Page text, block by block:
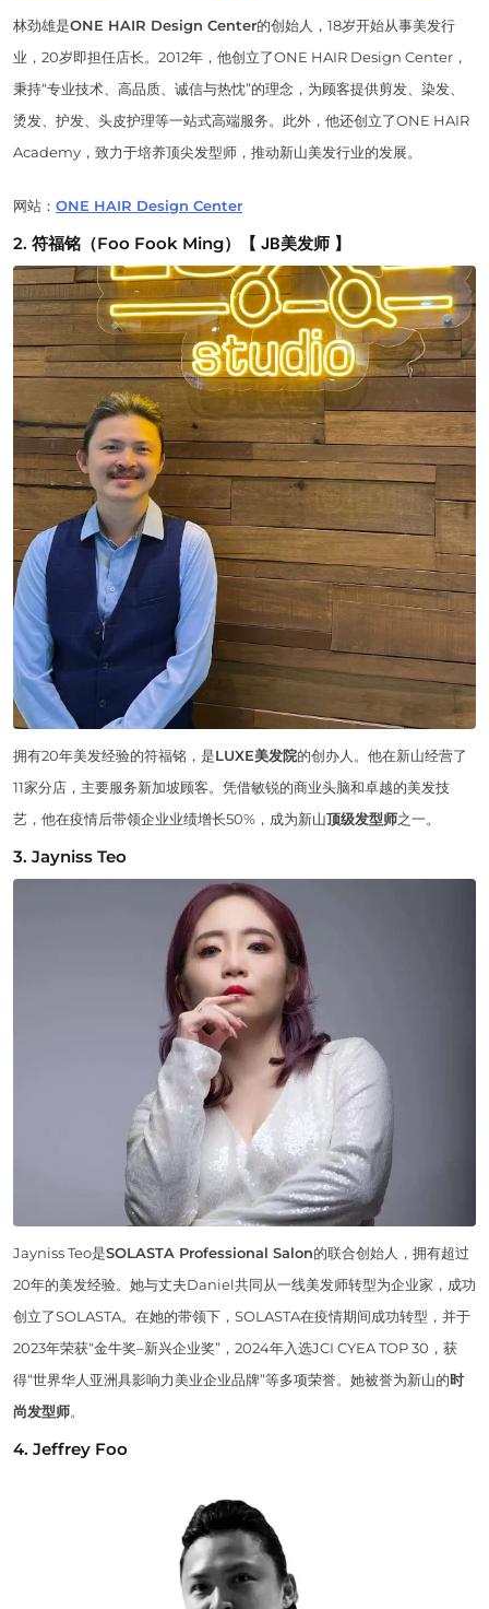
林劲雄是ONE HAIR Design Center的创始人，18岁开始从事美发行
业，20岁即担任店长。2012年，他创立了ONE HAIR Design Center，
秉持“专业技术、高品质、诚信与热忱”的理念，为顾客提供剪发、染发、
烫发、护发、头皮护理等一站式高端服务。此外，他还创立了ONE HAIR
Academy，致力于培养顶尖发型师，推动新山美发行业的发展。
网站： ONE HAIR Design Center
2. 符福铭（Foo Fook Ming） 【 JB美发师 】
拥有20年美发经验的符福铭，是LUXE美发院的创办人。他在新山经营了
11家分店，主要服务新加坡顾客。凭借敏锐的商业头脑和卓越的美发技
艺，他在疫情后带领企业业绩增长50%，成为新山顶级发型师之一。
3. Jayniss Teo
Jayniss Teo是SOLASTA Professional Salon的联合创始人，拥有超过
20年的美发经验。她与丈夫Daniel共同从一线美发师转型为企业家，成功
创立了SOLASTA。在她的带领下，SOLASTA在疫情期间成功转型，并于
2023年荣获“金牛奖–新兴企业奖”，2024年入选JCI CYEA TOP 30，获
得“世界华人亚洲具影响力美业企业品牌”等多项荣誉。她被誉为新山的时
尚发型师。
4. Jeffrey Foo